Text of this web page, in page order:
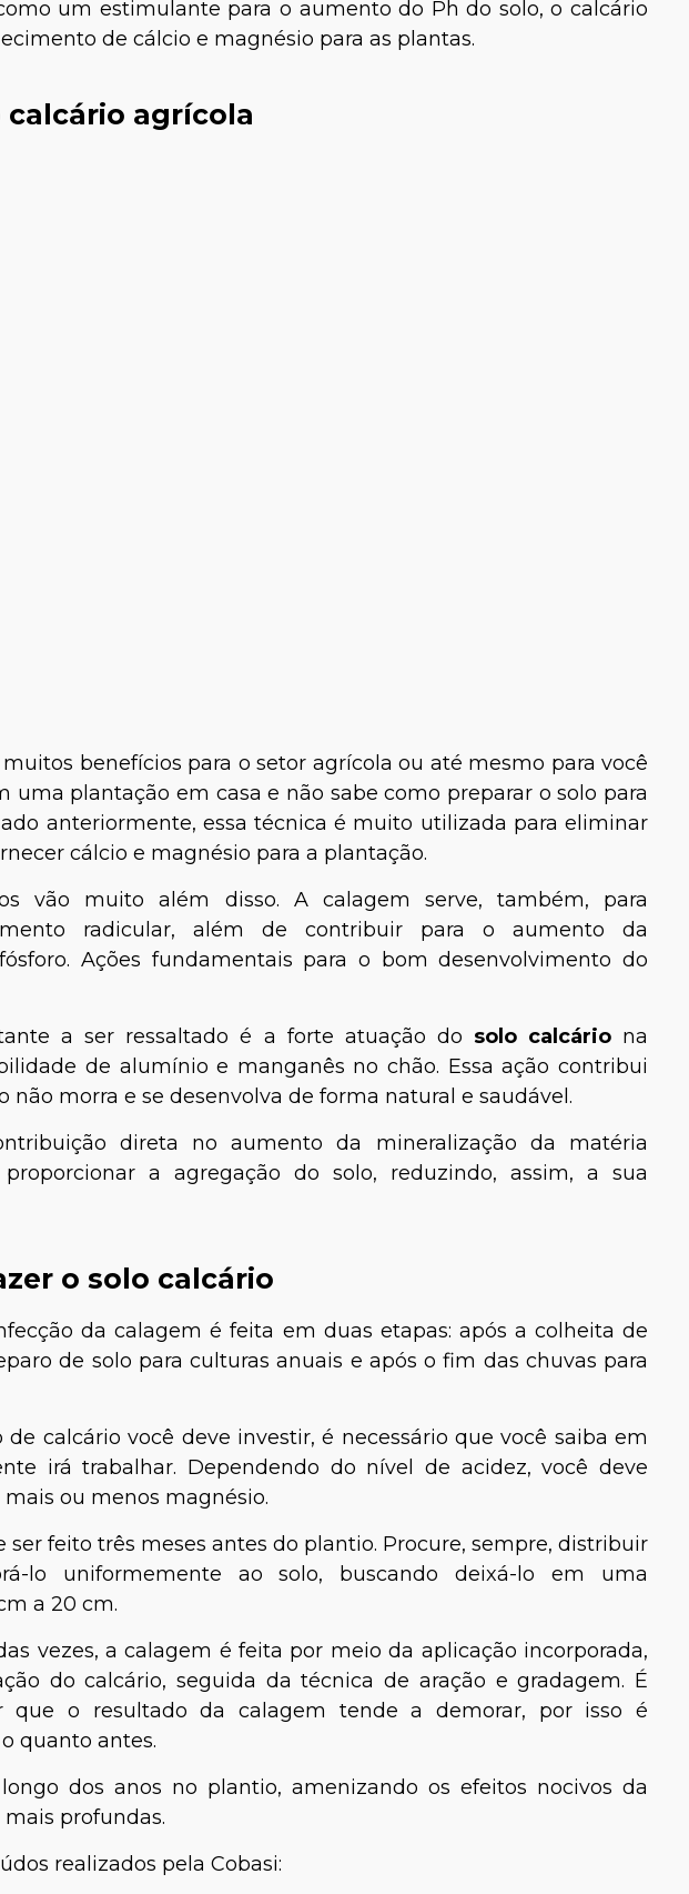
um estimulante para o aumento do Ph do solo, o calcário
de cálcio e magnésio para as plantas.
agrícola
benefícios para o setor agrícola ou até mesmo para você
uma plantação em casa e não sabe como preparar o solo para
anteriormente, essa técnica é muito utilizada para eliminar
cálcio e magnésio para a plantação.
vão muito além disso. A calagem serve, também, para
radicular, além de contribuir para o aumento da
Ações fundamentais para o bom desenvolvimento do
a ser ressaltado é a forte atuação do solo calcáriona
de alumínio e manganês no chão. Essa ação contribui
não morra e se desenvolva de forma natural e saudável.
direta no aumento da mineralização da matéria
a agregação do solo, reduzindo, assim, a sua
o solo calcário
da calagem é feita em duas etapas: após a colheita de
de solo para culturas anuais e após o fim das chuvas para
calcário você deve investir, é necessário que você saiba em
irá trabalhar. Dependendo do nível de acidez, você deve
ou menos magnésio.
ser feito três meses antes do plantio. Procure, sempre, distribuir
lo uniformemente ao solo, buscando deixá-lo em uma
a 20 cm.
vezes, a calagem é feita por meio da aplicação incorporada,
do calcário, seguida da técnica de aração e gradagem. É
que o resultado da calagem tende a demorar, por isso é
quanto antes.
dos anos no plantio, amenizando os efeitos nocivos da
profundas.
realizados pela Cobasi: